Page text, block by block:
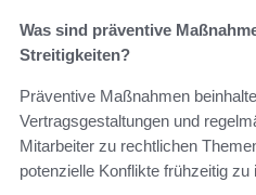
Was sind präventive
Streitigkeiten?
Präventive Maßnahmen
Vertragsgestaltungen und
Mitarbeiter zu rechtlichen
potenzielle Konflikte frühzeitig zu